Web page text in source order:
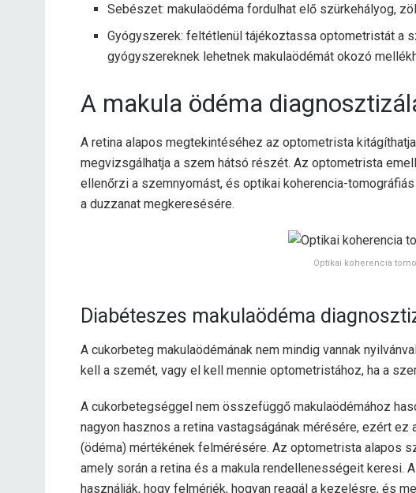
Sebészet: makulaödéma fordulhat elő szürkehályog,
Gyógyszerek: feltétlenül tájékoztassa optometristát a
gyógyszereknek lehetnek makulaödémát okozó
A makula ödéma
A retina alapos megtekintéséhez az optometrista
megvizsgálhatja a szem hátsó részét. Az optometrista
ellenőrzi a szemnyomást, és optikai koherencia-
a duzzanat megkeresésére.
Optikai koherencia
Diabéteszes makulaödéma
A cukorbeteg makulaödémának nem mindig vannak
kell a szemét, vagy el kell mennie optometristához, ha a
A cukorbetegséggel nem összefüggő makulaödémához
nagyon hasznos a retina vastagságának mérésére, ezért ez
(ödéma) mértékének felmérésére. Az optometrista alapos
amely során a retina és a makula rendellenességeit keresi.
használják, hogy felmérjék, hogyan reagál a kezelésre, és